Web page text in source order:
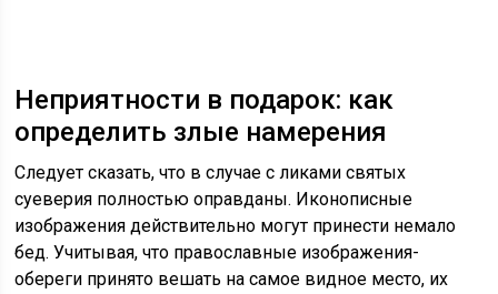
Неприятности в подарок: как
определить злые намерения
Следует сказать, что в случае с ликами святых
суеверия полностью оправданы. Иконописные
изображения действительно могут принести немало
бед. Учитывая, что православные изображения-
обереги принято вешать на самое видное место, их